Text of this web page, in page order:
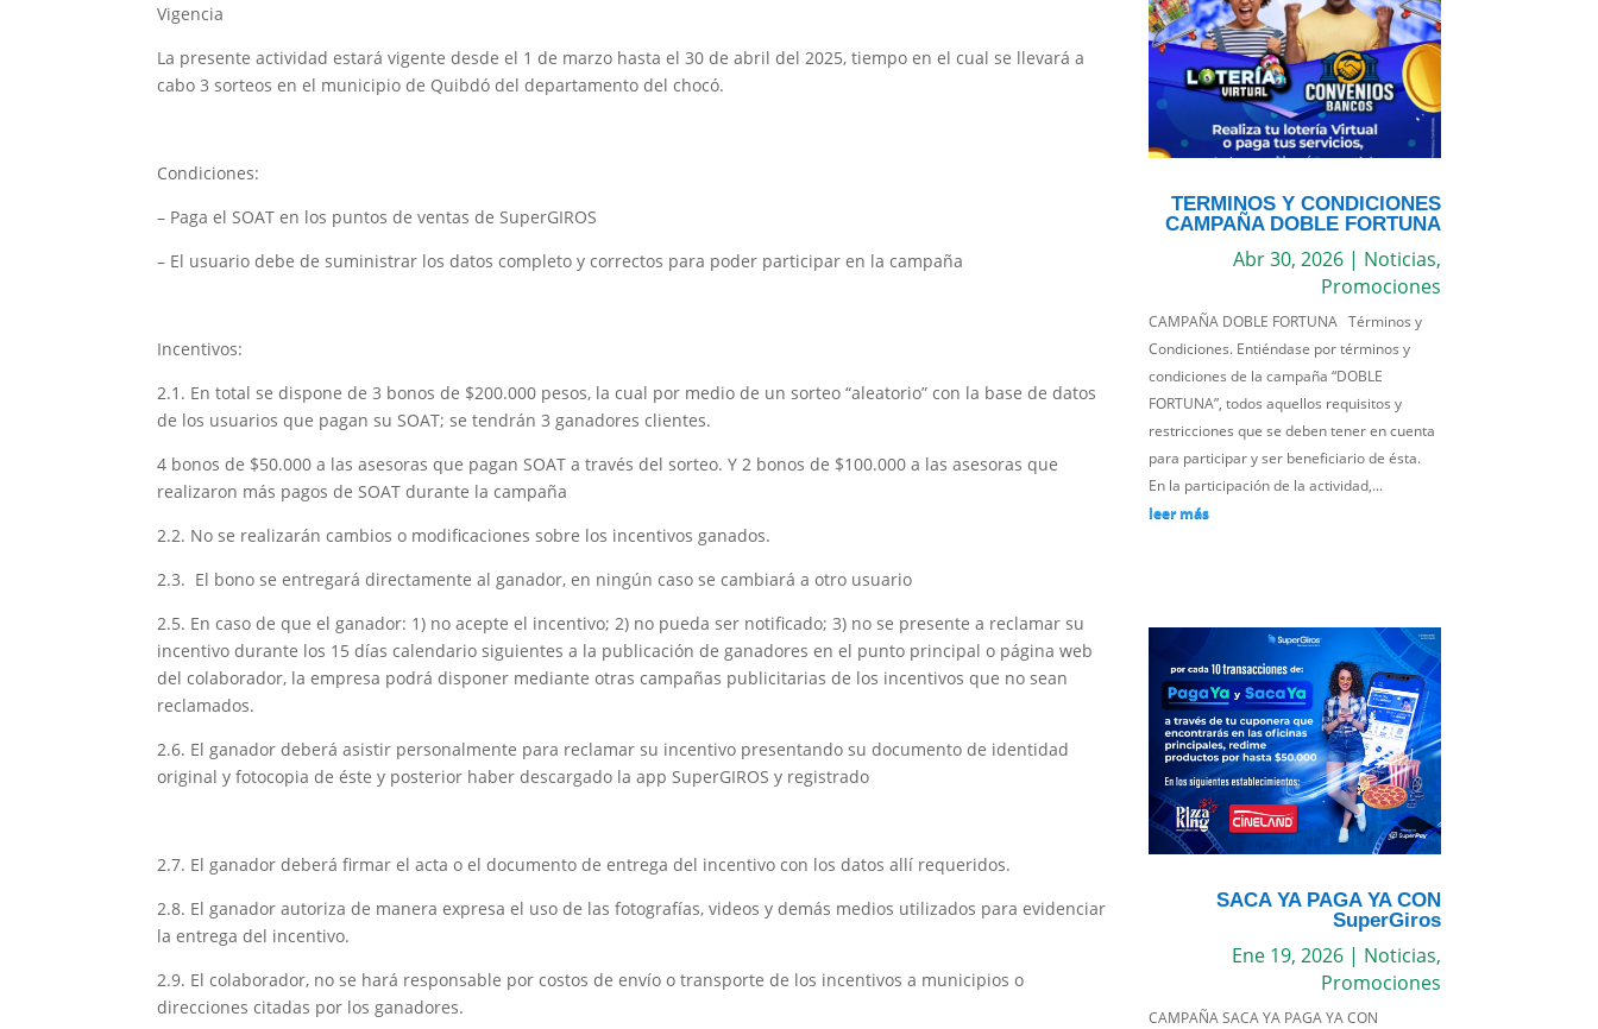
Vigencia
La presente actividad estará vigente desde el 1 de marzo hasta el 30 de abril del 2025, tiempo en el cual se llevará a
cabo 3 sorteos en el municipio de Quibdó del departamento del chocó.
Condiciones:
– Paga el SOAT en los puntos de ventas de SuperGIROS
– El usuario debe de suministrar los datos completo y correctos para poder participar en la campaña
Incentivos:
2.1. En total se dispone de 3 bonos de $200.000 pesos, la cual por medio de un sorteo “aleatorio” con la base de datos
de los usuarios que pagan su SOAT; se tendrán 3 ganadores clientes.
4 bonos de $50.000 a las asesoras que pagan SOAT a través del sorteo. Y 2 bonos de $100.000 a las asesoras que
realizaron más pagos de SOAT durante la campaña
2.2. No se realizarán cambios o modificaciones sobre los incentivos ganados.
2.3. El bono se entregará directamente al ganador, en ningún caso se cambiará a otro usuario
2.5. En caso de que el ganador: 1) no acepte el incentivo; 2) no pueda ser notificado; 3) no se presente a reclamar su
incentivo durante los 15 días calendario siguientes a la publicación de ganadores en el punto principal o página web
del colaborador, la empresa podrá disponer mediante otras campañas publicitarias de los incentivos que no sean
reclamados.
2.6. El ganador deberá asistir personalmente para reclamar su incentivo presentando su documento de identidad
original y fotocopia de éste y posterior haber descargado la app SuperGIROS y registrado
2.7. El ganador deberá firmar el acta o el documento de entrega del incentivo con los datos allí requeridos.
2.8. El ganador autoriza de manera expresa el uso de las fotografías, videos y demás medios utilizados para evidenciar
la entrega del incentivo.
2.9. El colaborador, no se hará responsable por costos de envío o transporte de los incentivos a municipios o
direcciones citadas por los ganadores.
TERMINOS Y CONDICIONES
CAMPAÑA DOBLE FORTUNA
Abr 30, 2026| Noticias,
Promociones
CAMPAÑA DOBLE FORTUNA Términos y
Condiciones. Entiéndase por términos y
condiciones de la campaña “DOBLE
FORTUNA”, todos aquellos requisitos y
restricciones que se deben tener en cuenta
para participar y ser beneficiario de ésta.
En la participación de la actividad,...
leer más
SACA YA PAGA YA CON
SuperGiros
Ene 19, 2026| Noticias,
Promociones
CAMPAÑA SACA YA PAGA YA CON